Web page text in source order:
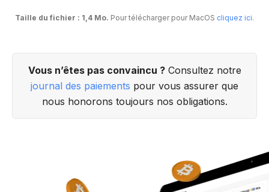
Taille du fichier : 1,4 Mo. Pour télécharger pour MacOS cliquez ici.
Vous n’êtes pas convaincu ?Consultez notre
journal des paiements pour vous assurer que
nous honorons toujours nos obligations.